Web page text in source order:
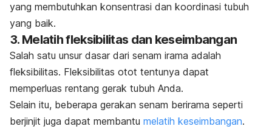
yang membutuhkan konsentrasi dan koordinasi tubuh
yang baik.
3. Melatih fleksibilitas dan keseimbangan
Salah satu unsur dasar dari senam irama adalah
fleksibilitas. Fleksibilitas otot tentunya dapat
memperluas rentang gerak tubuh Anda.
Selain itu, beberapa gerakan senam berirama seperti
berjinjit juga dapat membantu melatih keseimbangan.